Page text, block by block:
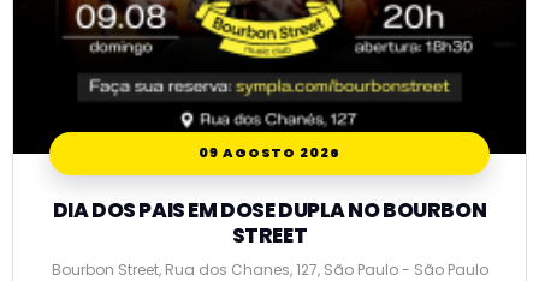
09 AGOSTO 2026
DIA DOS PAIS EM DOSE DUPLA NO BOURBON
STREET
Bourbon Street, Rua dos Chanes, 127, São Paulo - São Paulo